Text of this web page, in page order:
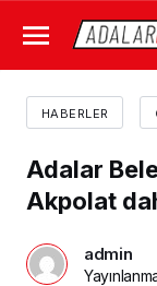
HABERLER
Adalar
Akpolat
admin